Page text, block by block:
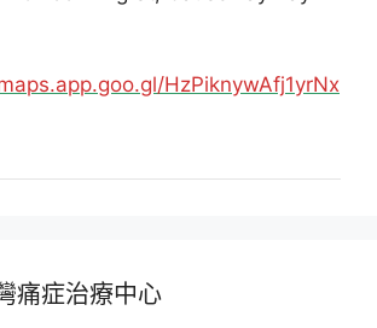
HzPiknywAfj1yrNx
痛症治療中心